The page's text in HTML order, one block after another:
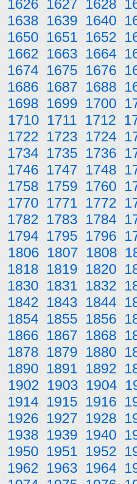
1626 1627 1628
1638 1639 1640
1650 1651 1652
1662 1663 1664
1674 1675 1676
1686 1687 1688
1698 1699 1700
1710 1711 1712
1722 1723 1724
1734 1735 1736
1746 1747 1748
1758 1759 1760
1770 1771 1772
1782 1783 1784
1794 1795 1796
1806 1807 1808
1818 1819 1820
1830 1831 1832
1842 1843 1844
1854 1855 1856
1866 1867 1868
1878 1879 1880
1890 1891 1892
1902 1903 1904
1914 1915 1916
1926 1927 1928
1938 1939 1940
1950 1951 1952
1962 1963 1964